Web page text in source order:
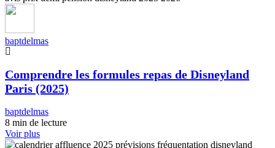
baptdelmas
Comprendre les formules repas de Disneyland
Paris (2025)
baptdelmas
8 min de lecture
Voir plus